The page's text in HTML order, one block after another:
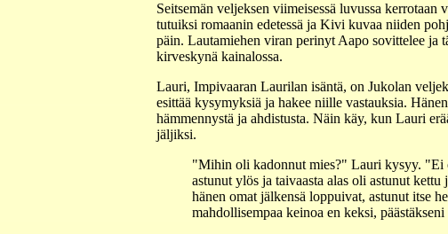
Seitsemän veljeksen viimeisessä luvussa
tutuiksi romaanin edetessä ja Kivi kuvaa niiden
päin. Lautamiehen viran perinyt Aapo sovittelee ja
kirveskynä kainalossa.
Lauri, Impivaaran Laurilan isäntä, on Jukolan
esittää kysymyksiä ja hakee niille vastauksia.
hämmennystä ja ahdistusta. Näin käy, kun Lauri
jäljiksi.
"Mihin oli kadonnut mies?" Lauri kysyy. "Ei
astunut ylös ja taivaasta alas oli astunut
hänen omat jälkensä loppuivat, astunut itse
mahdollisempaa keinoa en keksi,